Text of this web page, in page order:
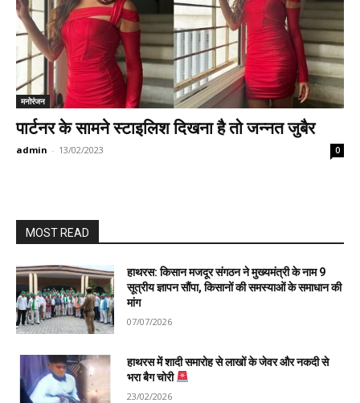
मनोरंजन
पार्टनर के सामने स्टाइलिश दिखना है तो जन्नत जुबैर
admin - 13/02/2023 0
MOST READ
हाथरस: किसान मजदूर संगठन ने मुख्यमंत्री के नाम 9
सूत्रीय ज्ञापन सौंपा, किसानों की समस्याओं के समाधान की
मांग
07/07/2026
हाथरस में शादी समारोह से लाखों के जेवर और नकदी से
भरा बैग चोरी
23/02/2026